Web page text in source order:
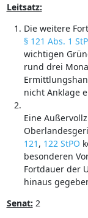
Leitsatz:
Die weitere
§ 121 Abs. 1
wichtigen
rund drei
nicht Anklage
Eine
121 , 122 StPO
besonderen
Fortdauer der
hinaus
Senat: 2